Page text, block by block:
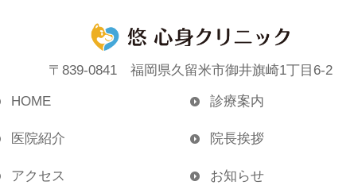
〒839-0841 福岡県久留米市御井旗崎1丁目6-2
HOME 診療案内
医院紹介 院長挨拶
アクセス お知らせ